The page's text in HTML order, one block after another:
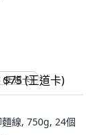
(王道卡)
線, 750g, 24個